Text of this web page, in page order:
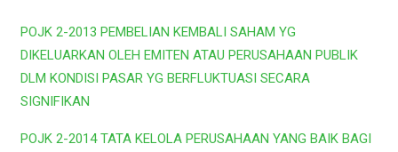
POJK 2-2013 PEMBELIAN KEMBALI SAHAM YG
DIKELUARKAN OLEH EMITEN ATAU PERUSAHAAN PUBLIK
DLM KONDISI PASAR YG BERFLUKTUASI SECARA
SIGNIFIKAN
POJK 2-2014 TATA KELOLA PERUSAHAAN YANG BAIK BAGI